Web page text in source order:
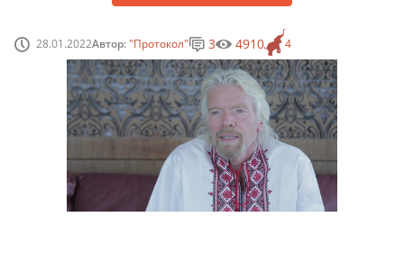
28.01.2022Автор:"Протокол" 4
3 4910